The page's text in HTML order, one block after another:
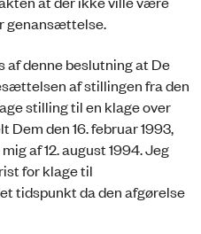
genansættelse.
af denne beslutning at De
af stillingen fra den
stilling til en klage over
Dem den 16. februar 1993,
af 12. august 1994. Jeg
for klage til
tidspunkt da den afgørelse